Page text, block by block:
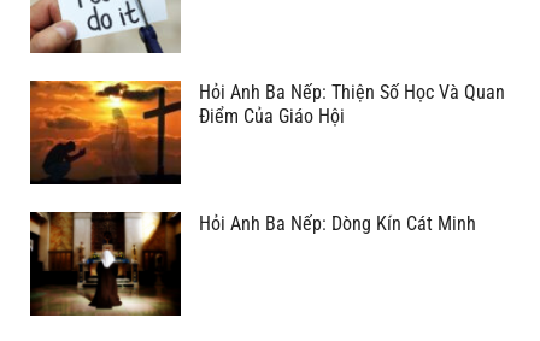
Hỏi Anh Ba Nếp: Thiện Số Học Và Quan
Điểm Của Giáo Hội
Hỏi Anh Ba Nếp: Dòng Kín Cát Minh